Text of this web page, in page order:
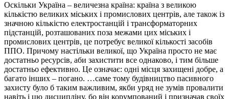
Оскільки Україна – величезна країна: країна з великою
кількістю великих міських і промислових центрів, але також із
значною кількістю електростанцій і трансформаторних
підстанцій, розташованих поза межами цих міських і
промислових центрів, це потребує великої кількості засобів
ППО. Причому настільки великої, що Україна просто не має
достатньо ресурсів, аби захистити все однаково, і тим більше
достатньо ефективно. Це означає: одні місця захищені добре, а
багато інших – погано. …саме тому будівництво пасивного
захисту було б таким важливим, якби уряд не зумів провалити
навіть і цю дисципліну, бо він корумпований і призначав своїх